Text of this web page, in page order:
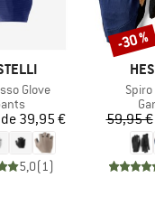
Glove
group
Prix39,95 €
5,0(1)
59,95 €
Remise
-30 %